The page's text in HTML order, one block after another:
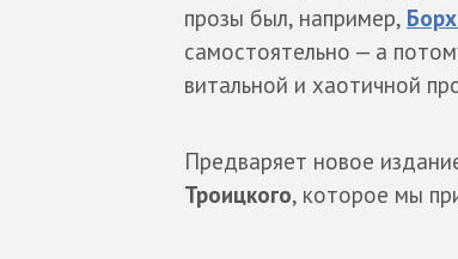
прозы был, например,
самостоятельно — а
витальной и хаотичной
Предваряет новое
Троицкого, которое мы